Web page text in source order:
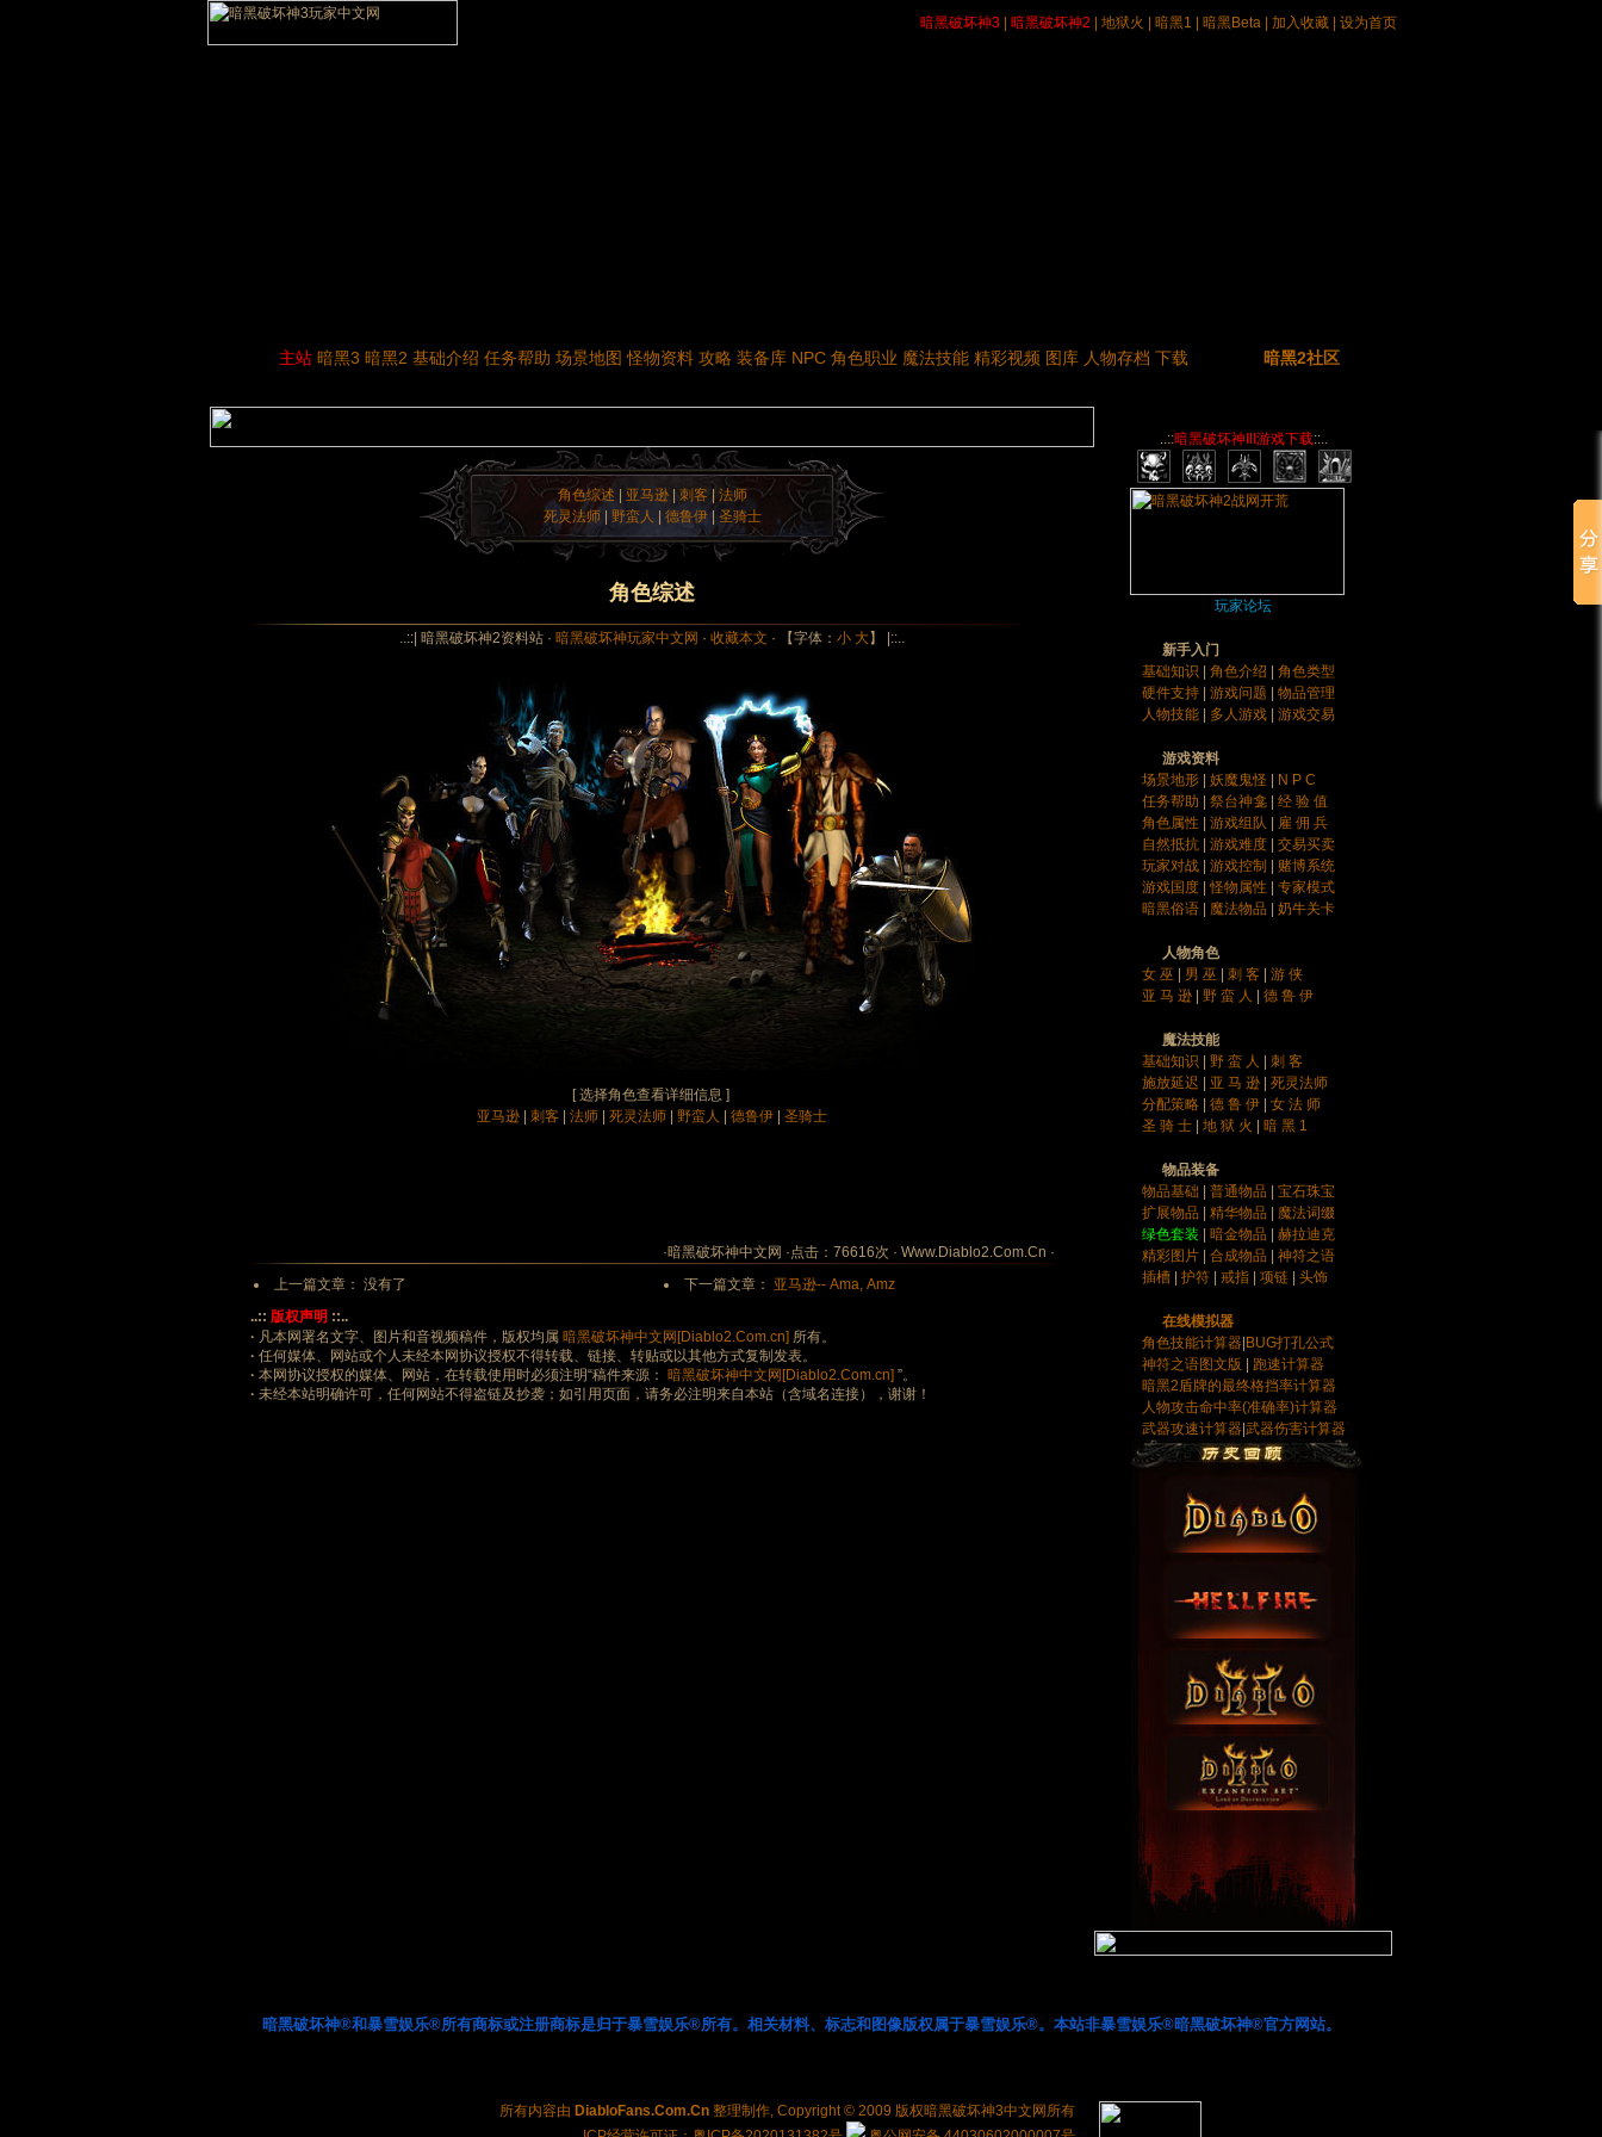
暗黑破坏神3 暗黑破坏神2 地狱火 暗黑1 暗黑Beta 加入收藏 设为首页
主站 暗黑3 暗黑2 基础介绍 任务帮助 场景地图 怪物资料 攻略 装备库 NPC 角色职业 魔法技能 精彩视频 图库 人物存档 下载 暗黑2社区
角色综述 亚马逊| 刺客|法师
死灵法师| 野蛮人 德鲁伊| 圣骑士
角色综述
..::| 暗黑破坏神2资料站 · 暗黑破坏神玩家中文网 · 收藏本文 · 【字体： 小 大】 |::..
[ 选择角色查看详细信息 ]
亚马逊
刺客 法师 死灵法师 野蛮人 德鲁伊 圣骑士
·暗黑破坏神中文网 ·点击：76616次 · Www.Diablo2.Com.Cn ·
上一篇文章： 没有了
下一篇文章：
亚马逊-- Ama, Amz
..:: 版权声明 ::..
· 凡本网署名文字、图片和音视频稿件，版权均属 暗黑破坏神中文网[Diablo2.Com.cn] 所有。
· 任何媒体、网站或个人未经本网协议授权不得转载、链接、转贴或以其他方式复制发表。
· 本网协议授权的媒体、网站，在转载使用时必须注明“稿件来源： 暗黑破坏神中文网[Diablo2.Com.cn] ”。
· 未经本站明确许可，任何网站不得盗链及抄袭；如引用页面，请务必注明来自本站（含域名连接），谢谢！
..::暗黑破坏神III游戏下载::..
玩家论坛
新手入门
基础知识
角色介绍
角色类型
硬件支持
游戏问题
物品管理
人物技能
多人游戏 游戏交易
游戏资料
场景地形
妖魔鬼怪
N P C
任务帮助
祭台神龛
经 验 值
角色属性
游戏组队
雇 佣 兵
自然抵抗
游戏难度
交易买卖
玩家对战
游戏控制
赌博系统
游戏国度 |怪物属性
专家模式
暗黑俗语
魔法物品 奶牛关卡
人物角色
女 巫
男 巫 刺 客
游 侠
亚 马 逊
野 蛮 人 德 鲁 伊
魔法技能
基础知识
野 蛮 人
刺 客
施放延迟
亚 马 逊
死灵法师
分配策略
德 鲁 伊
女 法 师
圣 骑 士
地 狱 火 暗 黑 1
物品装备
物品基础
普通物品 宝石珠宝
扩展物品
精华物品
魔法词缀
绿色套装
暗金物品
赫拉迪克
精彩图片
合成物品
神符之语
插槽
护符 戒指 项链 头饰
在线模拟器
角色技能计算器 BUG打孔公式
神符之语图文版
跑速计算器
暗黑2盾牌的最终格挡率计算器
人物攻击命中率(准确率)计算器
武器攻速计算器 武器伤害计算器
暗黑破坏神®和暴雪娱乐®所有商标或注册商标是归于暴雪娱乐®所有。相关材料、标志和图像版权属于暴雪娱乐®。本站非暴雪娱乐®暗黑破坏神®官方网站。
所有内容由 DiabloFans.Com.Cn 整理制作, Copyright © 2009 版权暗黑破坏神3中文网 所有